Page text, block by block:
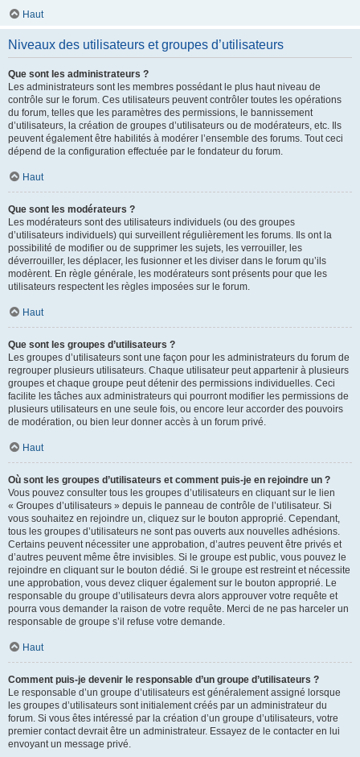
Haut
Niveaux des utilisateurs et groupes d’utilisateurs
Que sont les administrateurs ?
Les administrateurs sont les membres possédant le plus haut niveau de
contrôle sur le forum. Ces utilisateurs peuvent contrôler toutes les opérations
du forum, telles que les paramètres des permissions, le bannissement
d’utilisateurs, la création de groupes d’utilisateurs ou de modérateurs, etc. Ils
peuvent également être habilités à modérer l’ensemble des forums. Tout ceci
dépend de la configuration effectuée par le fondateur du forum.
Haut
Que sont les modérateurs ?
Les modérateurs sont des utilisateurs individuels (ou des groupes
d’utilisateurs individuels) qui surveillent régulièrement les forums. Ils ont la
possibilité de modifier ou de supprimer les sujets, les verrouiller, les
déverrouiller, les déplacer, les fusionner et les diviser dans le forum qu’ils
modèrent. En règle générale, les modérateurs sont présents pour que les
utilisateurs respectent les règles imposées sur le forum.
Haut
Que sont les groupes d’utilisateurs ?
Les groupes d’utilisateurs sont une façon pour les administrateurs du forum de
regrouper plusieurs utilisateurs. Chaque utilisateur peut appartenir à plusieurs
groupes et chaque groupe peut détenir des permissions individuelles. Ceci
facilite les tâches aux administrateurs qui pourront modifier les permissions de
plusieurs utilisateurs en une seule fois, ou encore leur accorder des pouvoirs
de modération, ou bien leur donner accès à un forum privé.
Haut
Où sont les groupes d’utilisateurs et comment puis-je en rejoindre un ?
Vous pouvez consulter tous les groupes d’utilisateurs en cliquant sur le lien
« Groupes d’utilisateurs » depuis le panneau de contrôle de l’utilisateur. Si
vous souhaitez en rejoindre un, cliquez sur le bouton approprié. Cependant,
tous les groupes d’utilisateurs ne sont pas ouverts aux nouvelles adhésions.
Certains peuvent nécessiter une approbation, d’autres peuvent être privés et
d’autres peuvent même être invisibles. Si le groupe est public, vous pouvez le
rejoindre en cliquant sur le bouton dédié. Si le groupe est restreint et nécessite
une approbation, vous devez cliquer également sur le bouton approprié. Le
responsable du groupe d’utilisateurs devra alors approuver votre requête et
pourra vous demander la raison de votre requête. Merci de ne pas harceler un
responsable de groupe s’il refuse votre demande.
Haut
Comment puis-je devenir le responsable d’un groupe d’utilisateurs ?
Le responsable d’un groupe d’utilisateurs est généralement assigné lorsque
les groupes d’utilisateurs sont initialement créés par un administrateur du
forum. Si vous êtes intéressé par la création d’un groupe d’utilisateurs, votre
premier contact devrait être un administrateur. Essayez de le contacter en lui
envoyant un message privé.